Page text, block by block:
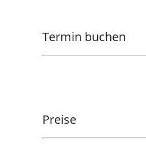
Termin buchen
Preise